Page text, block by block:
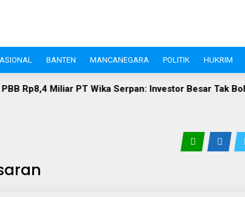
BANTEN MANCANEGARA POLITIK HUKRIM
Serpan: Investor Besar Tak Boleh Kebal Pajak